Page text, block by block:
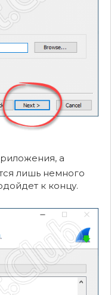
а
лишь немного
к концу.